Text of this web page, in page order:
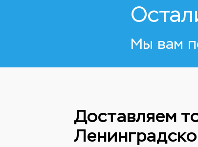
Мы вам
Доставляем